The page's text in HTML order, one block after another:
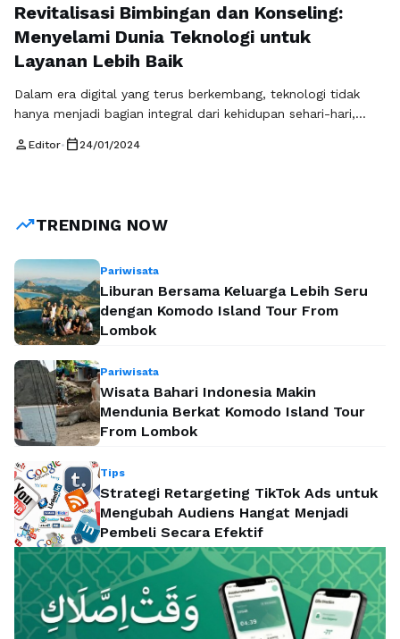
Revitalisasi Bimbingan dan Konseling:
Menyelami Dunia Teknologi untuk
Layanan Lebih Baik
Dalam era digital yang terus berkembang, teknologi tidak
hanya menjadi bagian integral dari kehidupan sehari-hari,
termasuk bidang bimbingan dan konseling. Artikel ini akan
meningkatkan kualitas dan aksesibilitas layanan tersebut. …
person Editor• calendar_today 24/01/2024
trending_upTRENDING NOW
Pariwisata
Liburan Bersama Keluarga Lebih Seru
dengan Komodo Island Tour From
Lombok
Pariwisata
Wisata Bahari Indonesia Makin
Mendunia Berkat Komodo Island Tour
From Lombok
Tips
Strategi Retargeting TikTok Ads untuk
Mengubah Audiens Hangat Menjadi
Pembeli Secara Efektif